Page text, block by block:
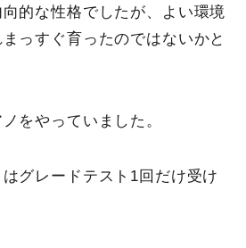
的な性格でしたが、よい環境
っすぐ育ったのではないかと
をやっていました。
グレードテスト1回だけ受け